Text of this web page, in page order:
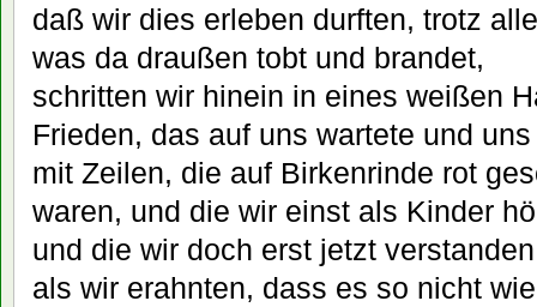
daß wir dies erleben durften, trotz
was da draußen tobt und brandet,
schritten wir hinein in eines weißen
Frieden, das auf uns wartete und
mit Zeilen, die auf Birkenrinde rot
waren, und die wir einst als Kinder
und die wir doch erst jetzt
als wir erahnten, dass es so nicht